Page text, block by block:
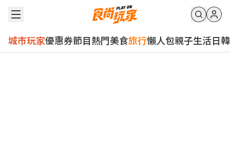
城市玩家優惠券節目熱門美食旅行懶人包親子生活日韓